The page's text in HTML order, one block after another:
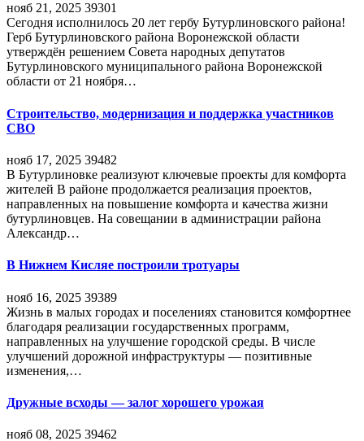
нояб 21, 2025 39301
Сегодня исполнилось 20 лет гербу Бутурлиновского района!
Герб Бутурлиновского района Воронежской области
утверждён решением Совета народных депутатов
Бутурлиновского муниципального района Воронежской
области от 21 ноября…
Строительство, модернизация и поддержка участников
СВО
нояб 17, 2025 39482
В Бутурлиновке реализуют ключевые проекты для комфорта
жителей В районе продолжается реализация проектов,
направленных на повышение комфорта и качества жизни
бутурлиновцев. На совещании в администрации района
Александр…
В Нижнем Кисляе построили тротуары
нояб 16, 2025 39389
Жизнь в малых городах и поселениях становится комфортнее
благодаря реализации государственных программ,
направленных на улучшение городской среды. В числе
улучшений дорожной инфраструктуры — позитивные
изменения,…
Дружные всходы — залог хорошего урожая
нояб 08, 2025 39462